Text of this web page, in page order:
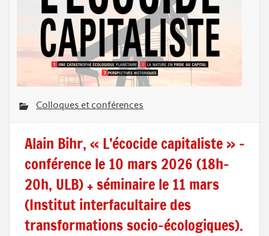
Colloques et conférences
Alain Bihr, « L’écocide capitaliste » –
conférence le 10 mars 2026 (18h-
20h, ULB) + séminaire le 11 mars
(Institut interfacultaire des
transformations socio-écologiques).